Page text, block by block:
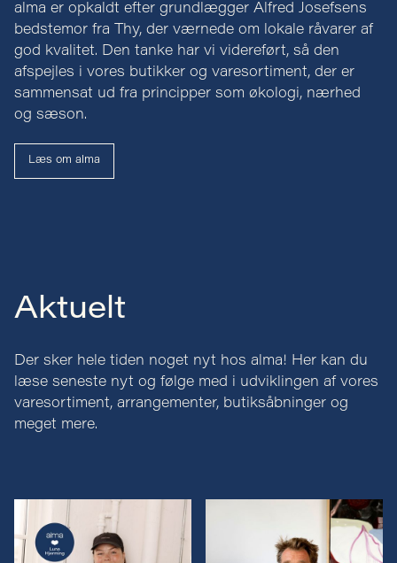
alma er opkaldt efter grundlægger Alfred Josefsens
bedstemor fra Thy, der værnede om lokale råvarer af
god kvalitet. Den tanke har vi videreført, så den
afspejles i vores butikker og varesortiment, der er
sammensat ud fra principper som økologi, nærhed
og sæson.
Læs om alma
Aktuelt
Der sker hele tiden noget nyt hos alma! Her kan du
læse seneste nyt og følge med i udviklingen af vores
varesortiment, arrangementer, butiksåbninger og
meget mere.